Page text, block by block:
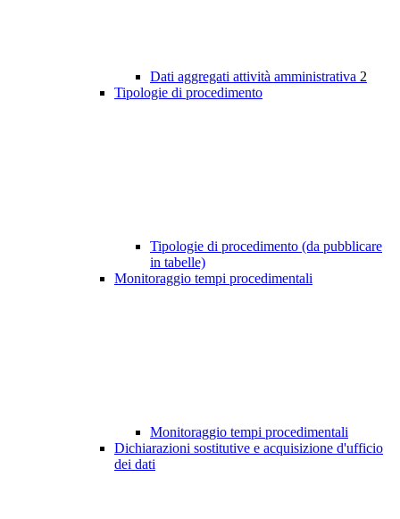
Dati aggregati attività amministrativa 2
Tipologie di procedimento
Tipologie di procedimento (da pubblicare
in tabelle)
Monitoraggio tempi procedimentali
Monitoraggio tempi procedimentali
Dichiarazioni sostitutive e acquisizione d'ufficio
dei dati